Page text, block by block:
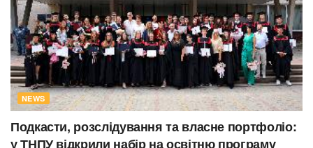
NEWS
Подкасти, розслідування та власне портфоліо:
у ТНПУ відкрили набір на освітню програму